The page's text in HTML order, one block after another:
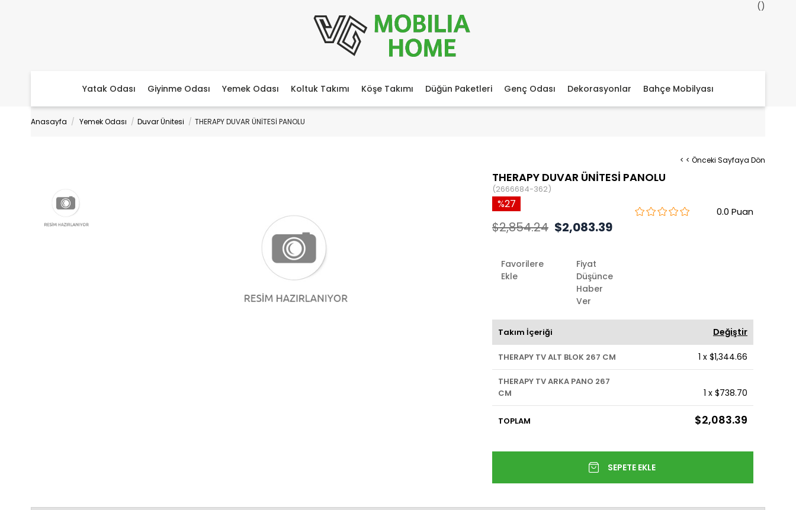
Yatak Odası Giyinme Odası Yemek Odası Koltuk Takımı Köşe Takımı Düğün Paketleri Genç Odası Dekorasyonlar Bahçe Mobilyası
Anasayfa Yemek Odası Duvar Ünitesi THERAPY DUVAR ÜNİTESİ PANOLU
< < Önceki Sayfaya Dön
THERAPY DUVAR ÜNİTESİ PANOLU
(2666684-362)
0.0
27
$2,854.24 $2,083.39
Favorilere
Ekle
Fiyat
Düşünce
Haber
Ver
Takım İçeriği Değiştir
THERAPY TV ALT BLOK 267 CM 1 x $1,344.66
THERAPY TV ARKA PANO 267
CM
1 x $738.70
TOPLAM $2,083.39